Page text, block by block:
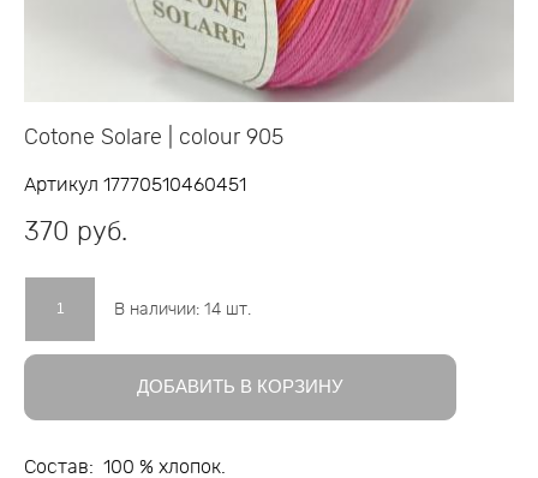
Cotone Solare | colour 905
Артикул 17770510460451
370 pуб.
В наличии: 14 шт.
ДОБАВИТЬ В КОРЗИНУ
Состав: 100 % хлопок.